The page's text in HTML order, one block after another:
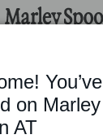
You’ve
on Marley
AT